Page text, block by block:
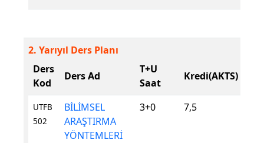
2. Yarıyıl Ders Planı
Ders
Kod
Ders Ad
T+U
Saat
Kredi(AKTS)
UTFB
502
BİLİMSEL
ARAŞTIRMA
YÖNTEMLERİ
3+0 7,5